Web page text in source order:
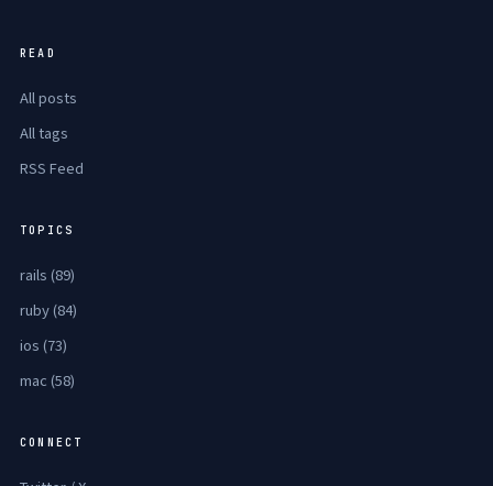
READ
All posts
All tags
RSS Feed
TOPICS
rails (89)
ruby (84)
ios (73)
mac (58)
CONNECT